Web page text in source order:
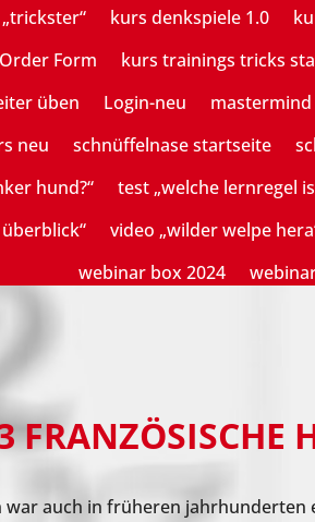
kurs denkspiele 1.0
Form
kurs trainings tricks
üben
Login-neu mastermind
neu
schnüffelnase startseite
hund?“
test „welche lernregel
video „wilder welpe
webinar box 2024
FRANZÖSISCHE
war auch in früheren jahrhunderten